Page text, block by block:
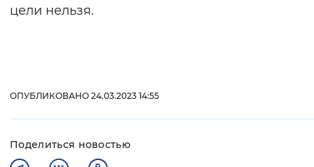
цели нельзя.
ОПУБЛИКОВАНО 24.03.2023 14:55
Поделиться новостью